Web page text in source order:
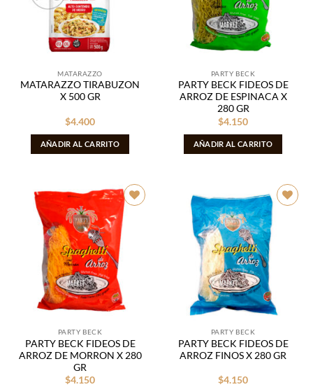
MATARAZZO
MATARAZZO TIRABUZON
X 500 GR
$4.400
AÑADIR AL CARRITO
PARTY BECK
PARTY BECK FIDEOS DE
ARROZ DE ESPINACA X
280 GR
$4.150
AÑADIR AL CARRITO
Añadir
lista de
deseos
PARTY BECK
PARTY BECK FIDEOS DE
ARROZ DE MORRON X 280
GR
$4.150
Añadir
lista de
PARTY BECK
PARTY BECK FIDEOS DE
ARROZ FINOS X 280 GR
$4.150